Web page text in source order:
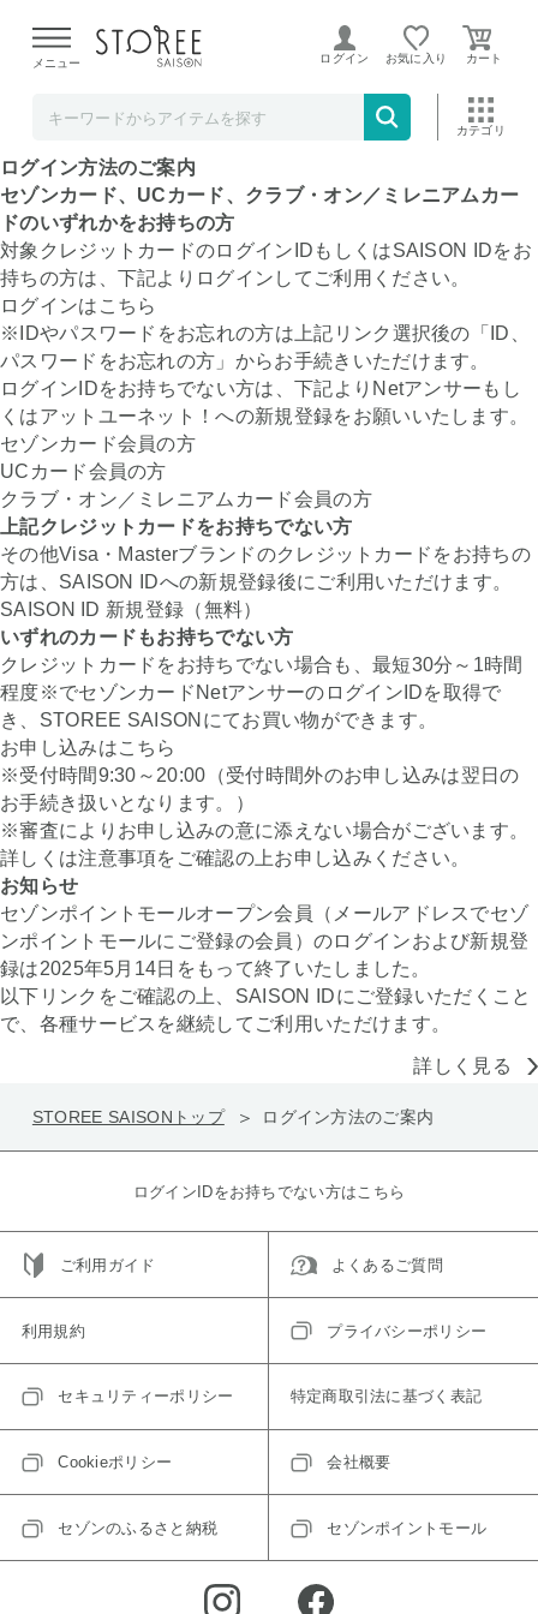
よる配送遅延が発生しております。
メニュー ログイン お気に入り
目玉品 新商品
ログイン方法のご案内
セゾンカード、UCカード、クラブ・オン／ミレニアムカー
ドのいずれかをお持ちの方
対象クレジットカードのログインIDもしくはSAISON IDをお
持ちの方は、下記よりログインしてご利用ください。
ログインはこちら
※IDやパスワードをお忘れの方は上記リンク選択後の「ID、
パスワードをお忘れの方」からお手続きいただけます。
ログインIDをお持ちでない方は、下記よりNetアンサーもし
くはアットユーネット！への新規登録をお願いいたします。
セゾンカード会員の方
UCカード会員の方
クラブ・オン／ミレニアムカード会員の方
上記クレジットカードをお持ちでない方
その他Visa・Masterブランドのクレジットカードをお持ちの
方は、SAISON IDへの新規登録後にご利用いただけます。
SAISON ID 新規登録（無料）
いずれのカードもお持ちでない方
クレジットカードをお持ちでない場合も、最短30分～1時間
程度※でセゾンカードNetアンサーのログインIDを取得で
き、STOREE SAISONにてお買い物ができます。
お申し込みはこちら
※受付時間9:30～20:00（受付時間外のお申し込みは翌日の
お手続き扱いとなります。）
※審査によりお申し込みの意に添えない場合がございます。
詳しくは注意事項をご確認の上お申し込みください。
お知らせ
セゾンポイントモールオープン会員（メールアドレスでセゾ
ンポイントモールにご登録の会員）のログインおよび新規登
録は2025年5月14日をもって終了いたしました。
以下リンクをご確認の上、SAISON IDにご登録いただくこと
で、各種サービスを継続してご利用いただけます。
詳しく見る
STOREE SAISONトップ ログイン方法のご案内
ログインIDをお持ちでない方はこちら
ご利用ガイド よくあるご質問
利用規約 プライバシーポリシー
セキュリティーポリシー 特定商取引法に基づく表記
Cookieポリシー 会社概要
セゾンのふるさと納税 セゾンポイントモール